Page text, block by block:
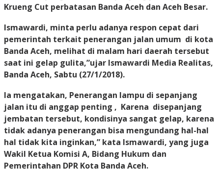
Krueng Cut perbatasan Banda Aceh dan Aceh Besar.
Ismawardi, minta perlu adanya respon cepat dari
pemerintah terkait penerangan jalan umum di kota
Banda Aceh, melihat di malam hari daerah tersebut
saat ini gelap gulita,”ujar Ismawardi Media Realitas,
Banda Aceh, Sabtu (27/1/2018).
Ia mengatakan, Penerangan lampu di sepanjang
jalan itu di anggap penting , Karena disepanjang
jembatan tersebut, kondisinya sangat gelap, karena
tidak adanya penerangan bisa mengundang hal-hal
hal tidak kita inginkan,” kata Ismawardi, yang juga
Wakil Ketua Komisi A, Bidang Hukum dan
Pemerintahan DPR Kota Banda Aceh.